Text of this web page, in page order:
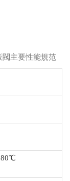
閥主要性能規范